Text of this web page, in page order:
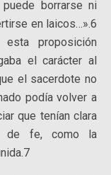
borrarse ni
en laicos…».6
proposición
el carácter al
el sacerdote no
podía volver a
que tenían clara
de fe, como la